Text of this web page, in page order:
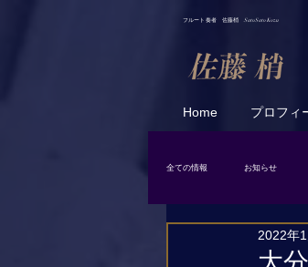
フルート 奏者 佐藤梢 SatoSato Kozu
Home プロフィ
全ての情報 お知らせ
スケジュール
2022年